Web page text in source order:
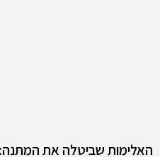
האלימות שביטלה את